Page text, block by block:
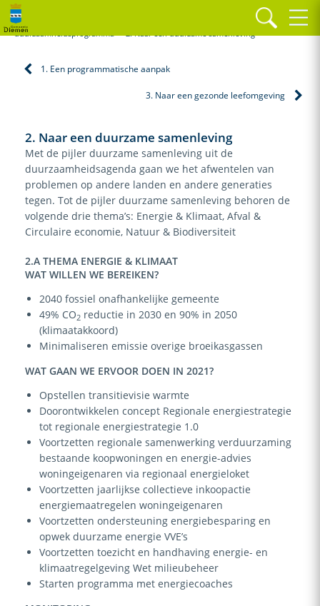
Home
duurzaamheidsprogramma
2. Naar een duurzame samenleving
1. Een programmatische aanpak
3. Naar een gezonde leefomgeving
2. Naar een duurzame samenleving
Met de pijler duurzame samenleving uit de
duurzaamheidsagenda gaan we het afwentelen van
problemen op andere landen en andere generaties
tegen. Tot de pijler duurzame samenleving behoren de
volgende drie thema’s: Energie & Klimaat, Afval &
Circulaire economie, Natuur & Biodiversiteit
2.A THEMA ENERGIE & KLIMAAT
WAT WILLEN WE BEREIKEN?
2040 fossiel onafhankelijke gemeente
49% CO2 reductie in 2030 en 90% in 2050
(klimaatakkoord)
Minimaliseren emissie overige broeikasgassen
WAT GAAN WE ERVOOR DOEN IN 2021?
Opstellen transitievisie warmte
Doorontwikkelen concept Regionale energiestrategie
tot regionale energiestrategie 1.0
Voortzetten regionale samenwerking verduurzaming
bestaande koopwoningen en energie-advies
woningeigenaren via regionaal energieloket
Voortzetten jaarlijkse collectieve inkoopactie
energiemaatregelen woningeigenaren
Voortzetten ondersteuning energiebesparing en
opwek duurzame energie VVE’s
Voortzetten toezicht en handhaving energie- en
klimaatregelgeving Wet milieubeheer
Starten programma met energiecoaches